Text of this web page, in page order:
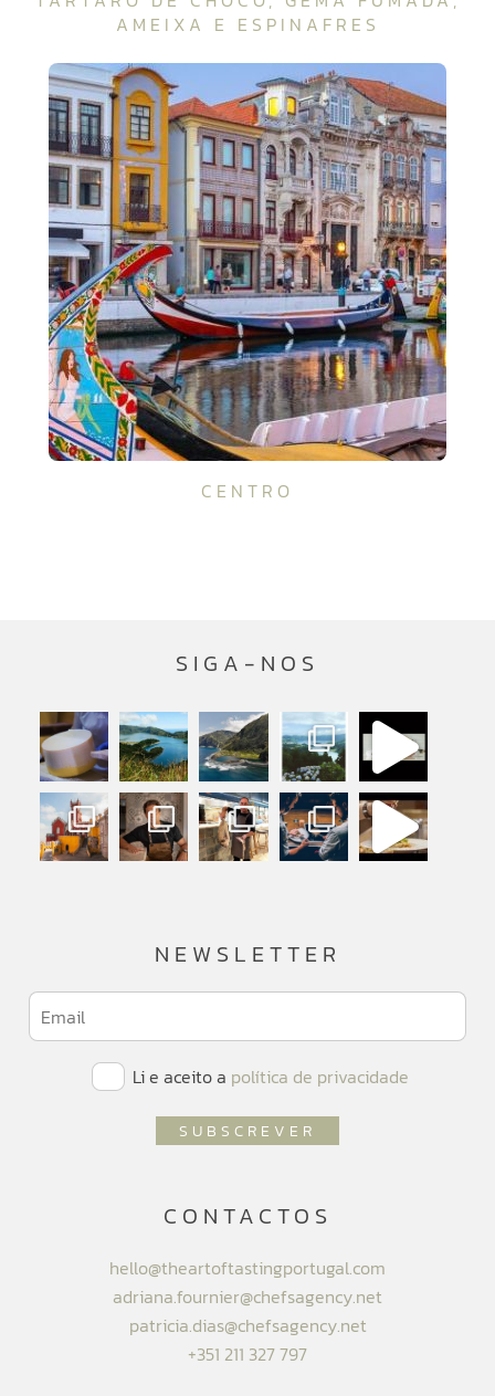
AMEIXA E ESPINAFRES
CENTRO
SIGA-NOS
NEWSLETTER
Li e aceito a política de privacidade
CONTACTOS
hello@theartoftastingportugal.com
adriana.fournier@chefsagency.net
patricia.dias@chefsagency.net
+351 211 327 797